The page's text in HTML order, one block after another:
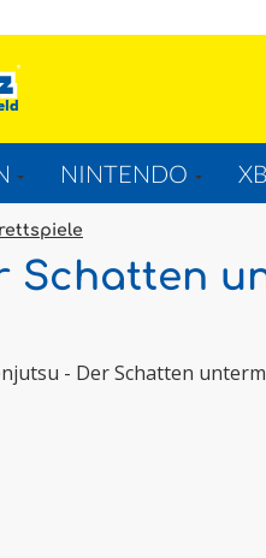
NINTENDO
Schatten